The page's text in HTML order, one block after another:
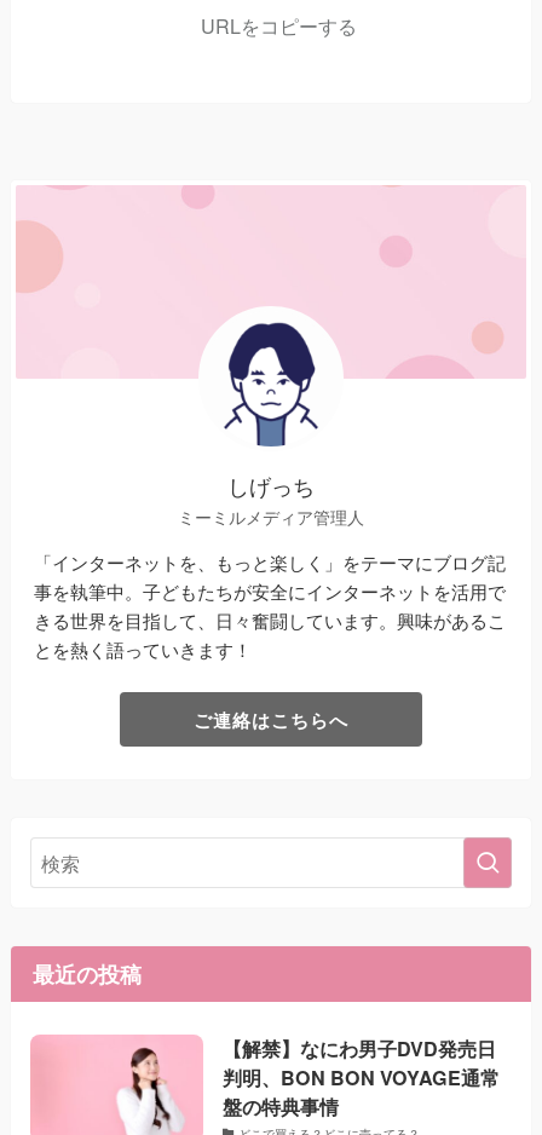
URLをコピーする
しげっち
ミーミルメディア管理人
「インターネットを、もっと楽しく」をテーマにブログ記
事を執筆中。子どもたちが安全にインターネットを活用で
きる世界を目指して、日々奮闘しています。興味があるこ
とを熱く語っていきます！
ご連絡はこちらへ
最近の投稿
【解禁】なにわ男子DVD発売日
判明、BON BON VOYAGE通常
盤の特典事情